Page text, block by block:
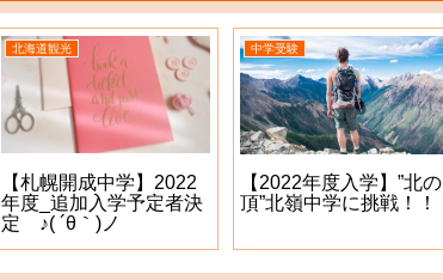
北海道観光
【札幌開成中学】2022
年度_追加入学予定者決
定 ♪( ´θ｀)ノ
中学受験
【2022年度入学】”北の
頂”北嶺中学に挑戦！！